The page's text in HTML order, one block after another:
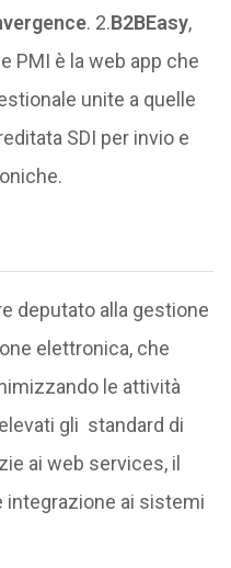
. 2.B2BEasy,
PMI è la web app che
unite a quelle
SDI per invio e
deputato alla gestione
elettronica, che
le attività
gli standard di
ai web services, il
ai sistemi